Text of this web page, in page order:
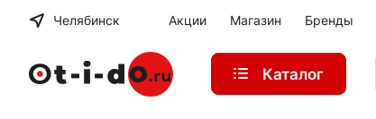
Челябинск Акции Магазин Бренды
Каталог